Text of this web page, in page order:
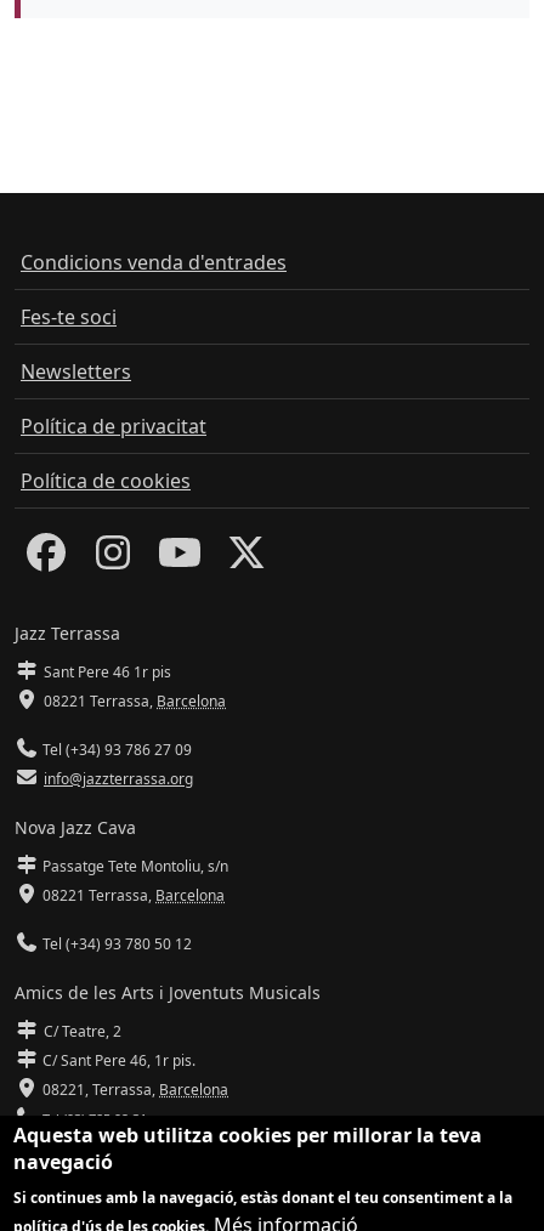
Condicions venda d'entrades
Fes-te soci
Newsletters
Política de privacitat
Política de cookies
Jazz Terrassa
Sant Pere 46 1r pis
08221 Terrassa, Barcelona
Tel (+34) 93 786 27 09
info@jazzterrassa.org
Nova Jazz Cava
Passatge Tete Montoliu, s/n
08221 Terrassa, Barcelona
Tel (+34) 93 780 50 12
Amics de les Arts i Joventuts Musicals
C/ Teatre, 2
C/ Sant Pere 46, 1r pis.
08221,Terrassa, Barcelona
Tel (93) 785 92 31
info@amicsdelesarts-jjmm.cat
www.amicsdelesarts-jjmm.cat
Aquesta web utilitza cookies per millorar la teva
navegació
Si continues amb la navegació, estàs donant el teu consentiment a la
política d'ús de les cookies. Més informació